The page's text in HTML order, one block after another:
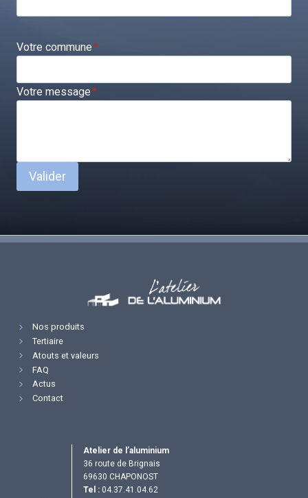
Votre commune*
Votre message*
Valider
Nos produits
Tertiaire
Atouts et valeurs
FAQ
Actus
Contact
Atelier de l’aluminium
36 route de Brignais
69630 CHAPONOST
Tel : 04.37.41.04.62